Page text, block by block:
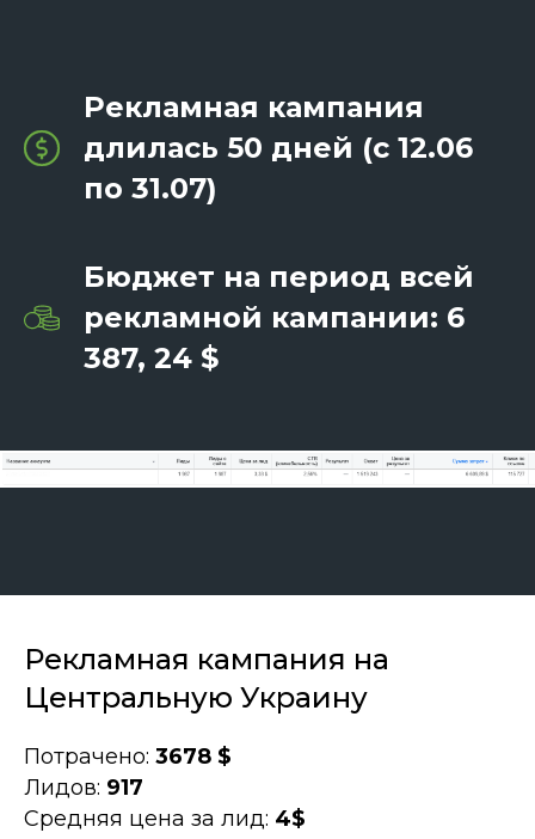
Рекламная кампания
длилась 50 дней (с 12.06
по 31.07)
Бюджет на период всей
рекламной кампании: 6
387, 24 $
Рекламная кампания на
Центральную Украину
Потрачено: 3678 $
Лидов: 917
Средняя цена за лид: 4$